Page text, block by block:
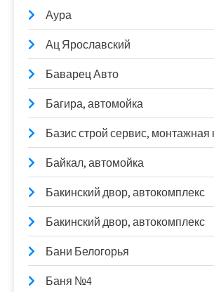
Аура
Ац Ярославский
Баварец Авто
Багира, автомойка
Базис строй сервис, монтажная
Байкал, автомойка
Бакинский двор, автокомплекс
Бакинский двор, автокомплекс
Бани Белогорья
Баня №4